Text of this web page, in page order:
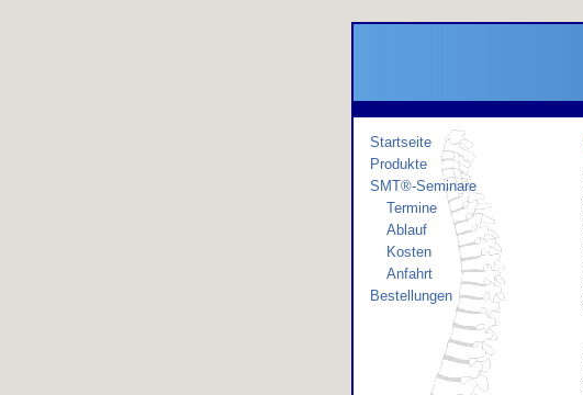
Startseite
Produkte
SMT®-Seminare
Termine
Ablauf
Kosten
Anfahrt
Bestellungen